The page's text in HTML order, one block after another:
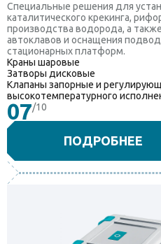
Специальные решения для
каталитического крекинга,
производства водорода, а
автоклавов и оснащения
стационарных платформ.
Краны шаровые
Затворы дисковые
Клапаны запорные и
высокотемпературного
07/10
ПОДРОБНЕЕ